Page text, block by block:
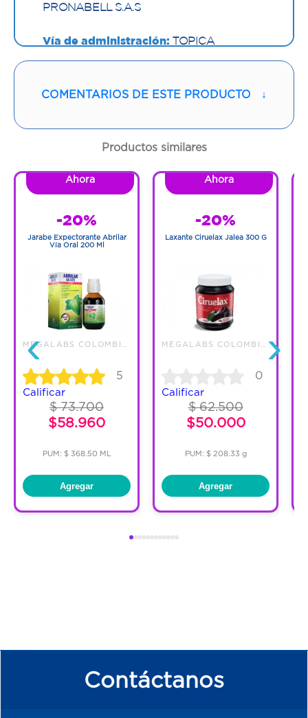
PRONABELL S.A.S
Vía de administración: TOPICA
1262890
COMENTARIOS DE ESTE PRODUCTO ↓
Productos similares
‹
Ahora
-20%
Jarabe Expectorante Abrilar
Vía Oral 200 Ml
5
Calificar
$ 73.700
$58.960
PUM: $ 368.50 ML
Agregar
Ahora
-20%
Laxante Ciruelax Jalea 300 G
0
Calificar
$ 62.500
$50.000
PUM: $ 208.33 g
Agregar
›
Contáctanos